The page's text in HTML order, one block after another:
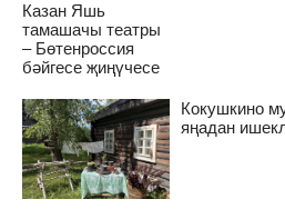
Казан Яшь
тамашачы театры
– Бөтенроссия
бәйгесе җиңүчесе
Кокушкино
яңадан